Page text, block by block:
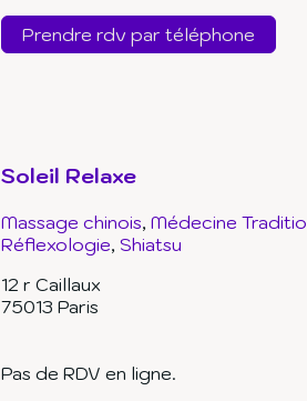
Prendre rdv par téléphone
Soleil Relaxe
Massage chinois Médecine
Réflexologie Shiatsu
12 r Caillaux
75013 Paris
Pas de RDV en ligne.